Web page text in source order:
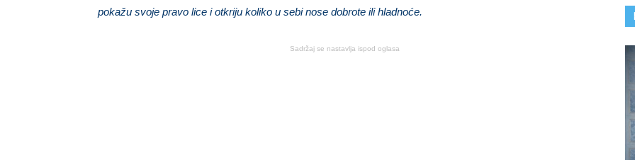
pokažu svoje pravo lice i otkriju koliko u sebi nose dobrote ili hladnoće.
Sadržaj se nastavlja ispod oglasa